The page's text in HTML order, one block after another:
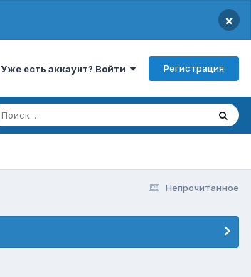
×
Уже есть аккаунт? Войти Регистрация
Непрочитанное